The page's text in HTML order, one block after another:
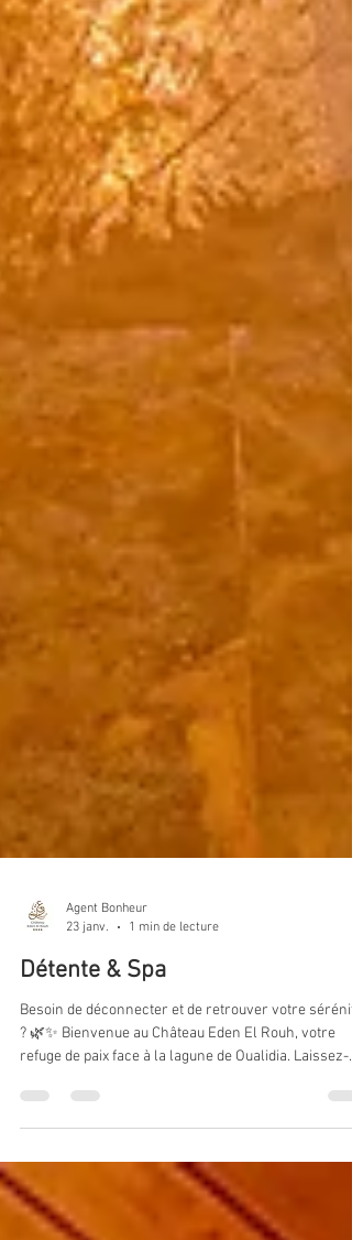
23 janv.
1 min de lecture
Détente & Spa
Besoin de déconnecter et de retrouver votre
vous porter par la douceur de notre Spa Paradis,
profitez d'un soin relaxant et redécouvrez le
sens du bien-être. Ici, le temps s'arrête pour laisser
place à l'essentiel : Vous. 🤍 💆‍♀️ Soins & Spa 🌊 Vue